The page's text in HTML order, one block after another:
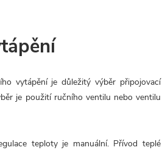
vytápění je důležitý výběr připojovací
je použití ručního ventilu nebo ventilu
teploty je manuální. Přívod teplé